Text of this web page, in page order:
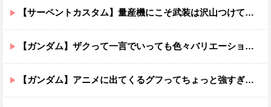
【サーペントカスタム】量産機にこそ武装は沢山つけてほしいよね
【ガンダム】ザクって一言でいっても色々バリエーションがあるよね
【ガンダム】アニメに出てくるグフってちょっと強すぎじゃない？